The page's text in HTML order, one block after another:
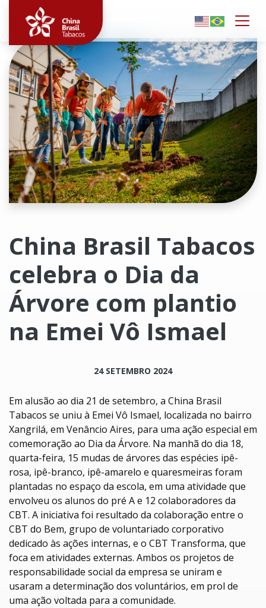
Clique para ampliar
China Brasil Tabacos
celebra o Dia da
Árvore com plantio
na Emei Vô Ismael
24 SETEMBRO 2024
Em alusão ao dia 21 de setembro, a China Brasil
Tabacos se uniu à Emei Vô Ismael, localizada no bairro
Xangrilá, em Venâncio Aires, para uma ação especial em
comemoração ao Dia da Árvore. Na manhã do dia 18,
quarta-feira, 15 mudas de árvores das espécies ipê-
rosa, ipê-branco, ipê-amarelo e quaresmeiras foram
plantadas no espaço da escola, em uma atividade que
envolveu os alunos do pré A e 12 colaboradores da
CBT. A iniciativa foi resultado da colaboração entre o
CBT do Bem, grupo de voluntariado corporativo
dedicado às ações internas, e o CBT Transforma, que
foca em atividades externas. Ambos os projetos de
responsabilidade social da empresa se uniram e
usaram a determinação dos voluntários, em prol de
uma ação voltada para a comunidade.